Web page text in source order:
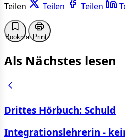
Teilen Teilen Teilen
BookmarkPrint
Als Nächstes lesen
Drittes Hörbuch: Schuld
Integrationslehrerin -